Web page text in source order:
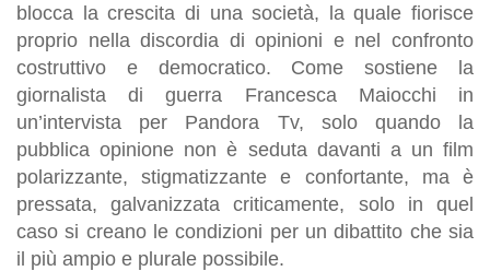
blocca la crescita di una società, la quale fiorisce
proprio nella discordia di opinioni e nel confronto
costruttivo e democratico. Come sostiene la
giornalista di guerra Francesca Maiocchi in
un’intervista per Pandora Tv, solo quando la
pubblica opinione non è seduta davanti a un film
polarizzante, stigmatizzante e confortante, ma è
pressata, galvanizzata criticamente, solo in quel
caso si creano le condizioni per un dibattito che sia
il più ampio e plurale possibile.